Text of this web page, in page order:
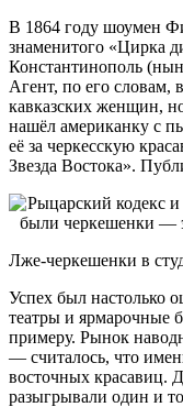
В 1864 году шоумен
знаменитого «Цирка
Константинополь
Агент, по его словам,
кавказских женщин,
нашёл американку с
её за черкесскую
Звезда Востока».
Лже-черкешенки в
Успех был настолько
театры и ярмарочные
примеру. Рынок
— считалось, что
восточных красавиц.
разыгрывали один и